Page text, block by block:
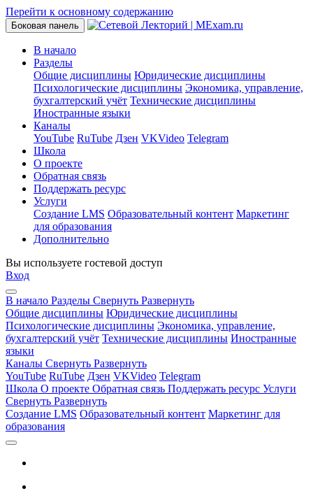
Перейти к основному содержанию
Боковая панель
В начало
Разделы
Общие дисциплины Юридические дисциплины
Психологические дисциплины Экономика, управление,
бухгалтерский учёт Технические дисциплины
Иностранные языки
Каналы
YouTube RuTube Дзен VKVideo Telegram
Школа
О проекте
Обратная связь
Поддержать ресурс
Услуги
Создание LMS Образовательный контент Маркетинг
для образования
Дополнительно
Вы используете гостевой доступ
Вход
В начало Разделы Свернуть Развернуть
Общие дисциплины Юридические дисциплины
Психологические дисциплины Экономика, управление,
бухгалтерский учёт Технические дисциплины Иностранные
языки
Каналы Свернуть Развернуть
YouTube RuTube Дзен VKVideo Telegram
Школа О проекте Обратная связь Поддержать ресурс Услуги
Свернуть Развернуть
Создание LMS Образовательный контент Маркетинг для
образования